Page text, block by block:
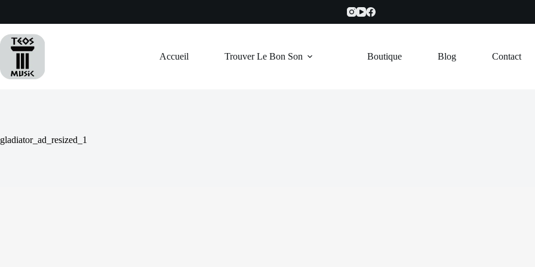
contenu
Accueil Trouver Le Bon Son Boutique Blog Contact
gladiator_ad_resized_1